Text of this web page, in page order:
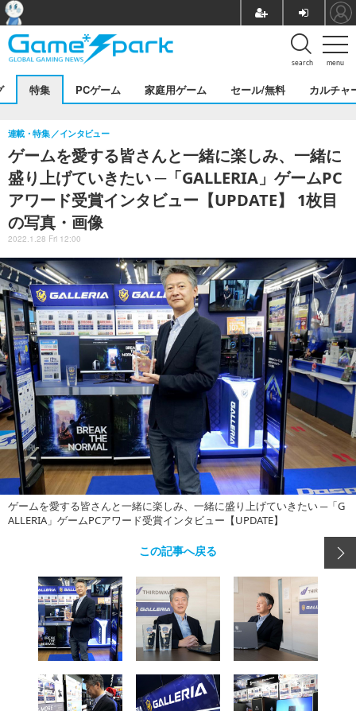
menu
search
特集 PCゲーム 家庭用ゲーム セール/無料 カルチャ
ゲームを愛する皆さんと一緒に楽しみ、一緒に
盛り上げていきたい ─「GALLERIA」ゲームPC
アワード受賞インタビュー【UPDATE】 1枚目
の写真・画像
連載・特集 インタビュー
2022.1.28 Fri 12:00
ゲームを愛する皆さんと一緒に楽しみ、一緒に盛り上げていきたい ─「G
ALLERIA」ゲームPCアワード受賞インタビュー【UPDATE】
この記事へ戻る